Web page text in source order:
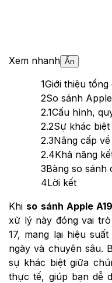
Xem nhanh Ẩn
1Giới thiệu tổng
2So sánh
2.1Cấu hình,
2.2Sự khác
2.3Nâng cấp
2.4Khả năng
3Bàng so sánh
4Lời kết
Khi so sánh Apple
xử lý này đóng vai
17, mang lại hiệu
ngày và chuyên sâu.
sự khác biệt giữa
thực tế, giúp bạn dễ